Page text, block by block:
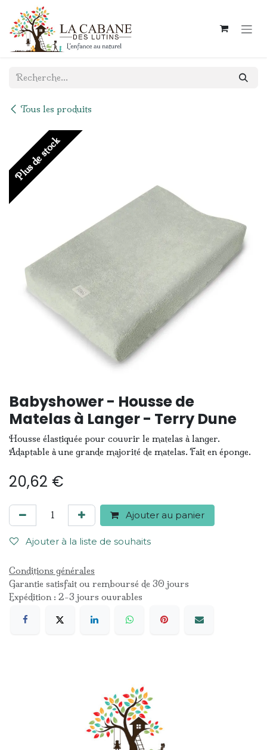
Se rendre au contenu
Tous les produits
Plus de stock
Babyshower - Housse de
Matelas à Langer - Terry Dune
Housse élastiquée pour couvrir le matelas à langer.
Adaptable à une grande majorité de matelas. Fait en éponge.
20,62 €
Ajouter au panier
Ajouter à la liste de souhaits
Conditions générales
Garantie satisfait ou remboursé de 30 jours
Expédition : 2-3 jours ouvrables